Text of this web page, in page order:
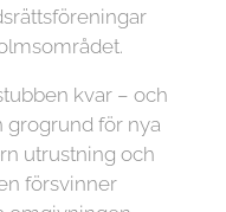
kvar – och
grogrund för nya
utrustning och
försvinner